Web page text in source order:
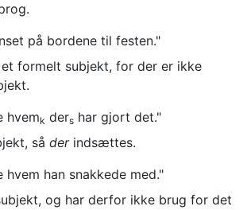
på bordene til festen."
formelt subjekt, for der er ikke
hvemk dershar gjort det."
så derindsættes.
hvem han snakkede med."
og har derfor ikke brug for det